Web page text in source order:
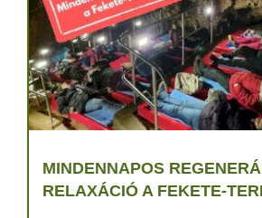
MINDENNAPOS
RELAXÁCIÓ A FEKETE-